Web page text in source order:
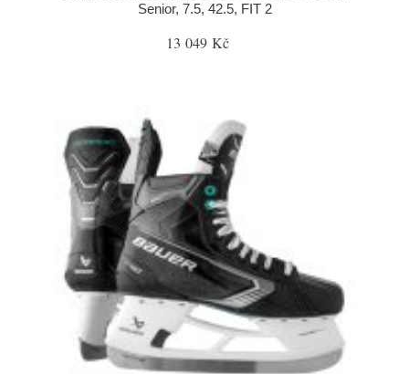
Senior, 7.5, 42.5, FIT 2
13 049 Kč